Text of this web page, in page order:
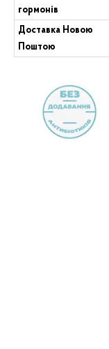
гормонів
Доставка Новою
Поштою